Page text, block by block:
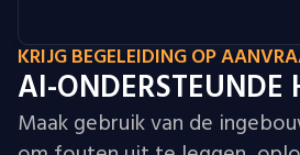
KRIJG BEGELEIDING OP
AI-ONDERSTEUNDE
Maak gebruik van de